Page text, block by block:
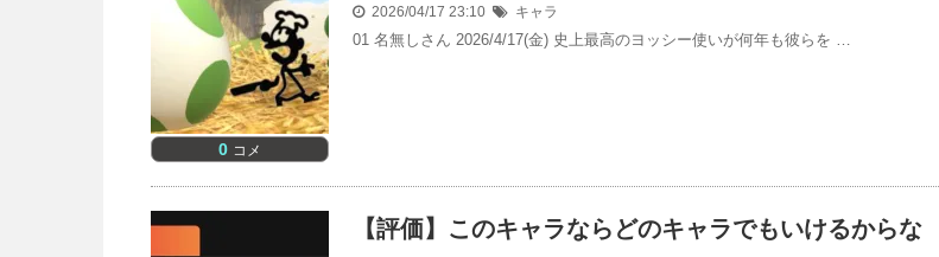
0 コメ
2026/04/17 23:10 キャラ
01 名無しさん 2026/4/17(金) 史上最高のヨッシー使いが何年も彼らを …
【評価】このキャラならどのキャラでもいけるからな